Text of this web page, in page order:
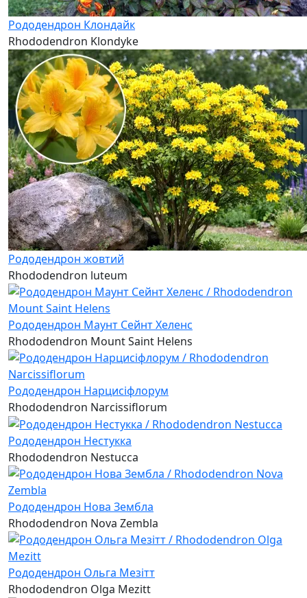
Рододендрон Клондайк
Rhododendron Klondyke
Рододендрон жовтий
Rhododendron luteum
Рододендрон Маунт Сейнт Хеленс
Rhododendron Mount Saint Helens
Рододендрон Нарцисіфлорум
Rhododendron Narcissiflorum
Рододендрон Нестукка
Rhododendron Nestucca
Рододендрон Нова Зембла
Rhododendron Nova Zembla
Рододендрон Ольга Мезітт
Rhododendron Olga Mezitt